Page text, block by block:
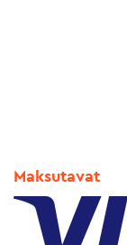
Maksutavat